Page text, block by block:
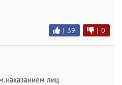
| 39 | 0
лиц